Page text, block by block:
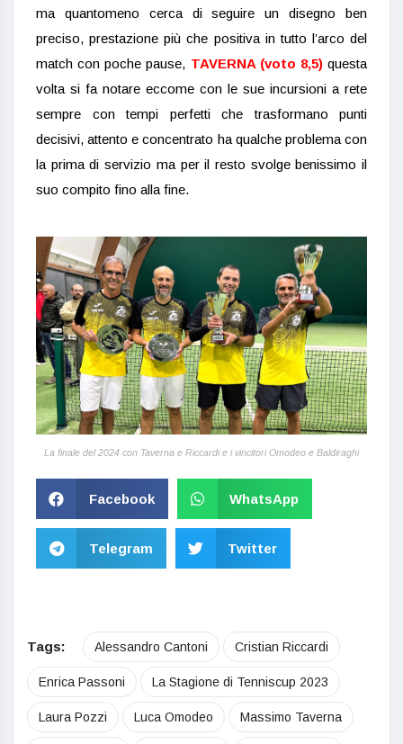
ma quantomeno cerca di seguire un disegno ben
preciso, prestazione più che positiva in tutto l’arco del
match con poche pause, TAVERNA (voto 8,5)questa
volta si fa notare eccome con le sue incursioni a rete
sempre con tempi perfetti che trasformano punti
decisivi, attento e concentrato ha qualche problema con
la prima di servizio ma per il resto svolge benissimo il
suo compito fino alla fine.
La finale del 2024 con Taverna e Riccardi e i vincitori Omodeo e Baldiraghi
Facebook WhatsApp
Telegram Twitter
Tags: Alessandro Cantoni Cristian Riccardi
Enrica Passoni La Stagione di Tenniscup 2023
Laura Pozzi Luca Omodeo Massimo Taverna